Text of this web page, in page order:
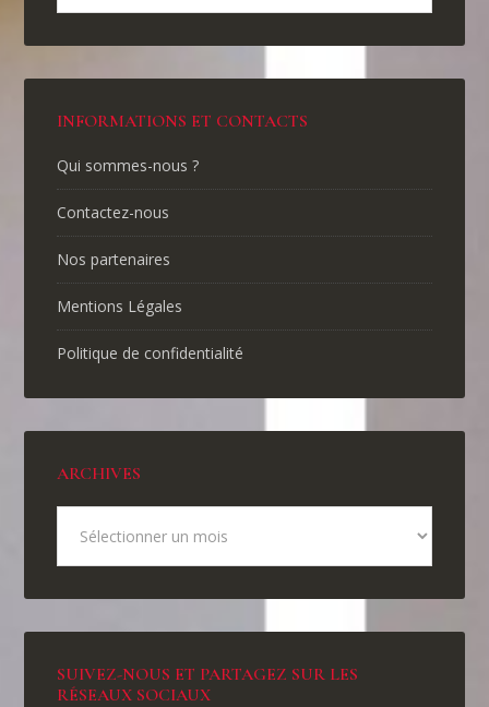
INFORMATIONS ET CONTACTS
Qui sommes-nous ?
Contactez-nous
Nos partenaires
Mentions Légales
Politique de confidentialité
ARCHIVES
SUIVEZ-NOUS ET PARTAGEZ SUR LES
RÉSEAUX SOCIAUX